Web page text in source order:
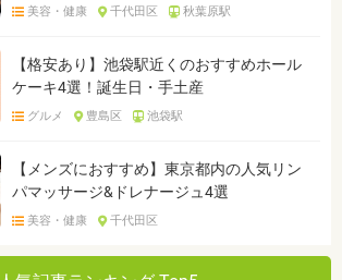
美容・健康 千代田区 秋葉原駅
【格安あり】池袋駅近くのおすすめホール
ケーキ4選！誕生日・手土産
グルメ 豊島区 池袋駅
【メンズにおすすめ】東京都内の人気リン
パマッサージ&ドレナージュ4選
美容・健康 千代田区